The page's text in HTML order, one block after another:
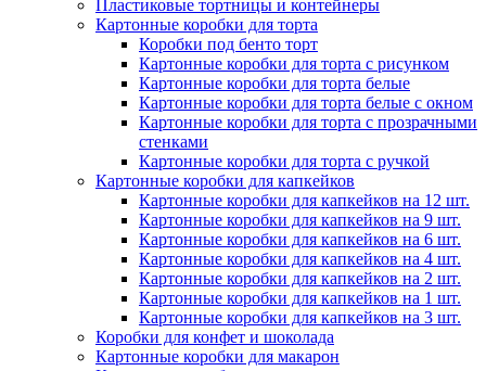
Пластиковые тортницы и контейнеры
Картонные коробки для торта
Коробки под бенто торт
Картонные коробки для торта с рисунком
Картонные коробки для торта белые
Картонные коробки для торта белые с окном
Картонные коробки для торта с прозрачными
стенками
Картонные коробки для торта с ручкой
Картонные коробки для капкейков
Картонные коробки для капкейков на 12 шт.
Картонные коробки для капкейков на 9 шт.
Картонные коробки для капкейков на 6 шт.
Картонные коробки для капкейков на 4 шт.
Картонные коробки для капкейков на 2 шт.
Картонные коробки для капкейков на 1 шт.
Картонные коробки для капкейков на 3 шт.
Коробки для конфет и шоколада
Картонные коробки для макарон